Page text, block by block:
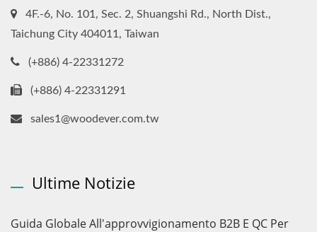
4F.-6, No. 101, Sec. 2, Shuangshi Rd., North Dist.,
Taichung City 404011, Taiwan
(+886) 4-22331272
(+886) 4-22331291
sales1@woodever.com.tw
Ultime Notizie
Guida Globale All'approvvigionamento B2B E QC Per